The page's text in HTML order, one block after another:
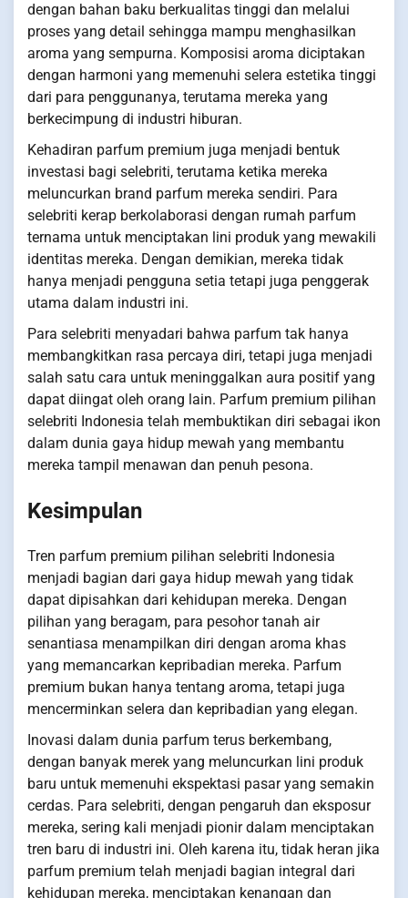
dengan bahan baku berkualitas tinggi dan melalui
proses yang detail sehingga mampu menghasilkan
aroma yang sempurna. Komposisi aroma diciptakan
dengan harmoni yang memenuhi selera estetika tinggi
dari para penggunanya, terutama mereka yang
berkecimpung di industri hiburan.
Kehadiran parfum premium juga menjadi bentuk
investasi bagi selebriti, terutama ketika mereka
meluncurkan brand parfum mereka sendiri. Para
selebriti kerap berkolaborasi dengan rumah parfum
ternama untuk menciptakan lini produk yang mewakili
identitas mereka. Dengan demikian, mereka tidak
hanya menjadi pengguna setia tetapi juga penggerak
utama dalam industri ini.
Para selebriti menyadari bahwa parfum tak hanya
membangkitkan rasa percaya diri, tetapi juga menjadi
salah satu cara untuk meninggalkan aura positif yang
dapat diingat oleh orang lain. Parfum premium pilihan
selebriti Indonesia telah membuktikan diri sebagai ikon
dalam dunia gaya hidup mewah yang membantu
mereka tampil menawan dan penuh pesona.
Kesimpulan
Tren parfum premium pilihan selebriti Indonesia
menjadi bagian dari gaya hidup mewah yang tidak
dapat dipisahkan dari kehidupan mereka. Dengan
pilihan yang beragam, para pesohor tanah air
senantiasa menampilkan diri dengan aroma khas
yang memancarkan kepribadian mereka. Parfum
premium bukan hanya tentang aroma, tetapi juga
mencerminkan selera dan kepribadian yang elegan.
Inovasi dalam dunia parfum terus berkembang,
dengan banyak merek yang meluncurkan lini produk
baru untuk memenuhi ekspektasi pasar yang semakin
cerdas. Para selebriti, dengan pengaruh dan eksposur
mereka, sering kali menjadi pionir dalam menciptakan
tren baru di industri ini. Oleh karena itu, tidak heran jika
parfum premium telah menjadi bagian integral dari
kehidupan mereka, menciptakan kenangan dan